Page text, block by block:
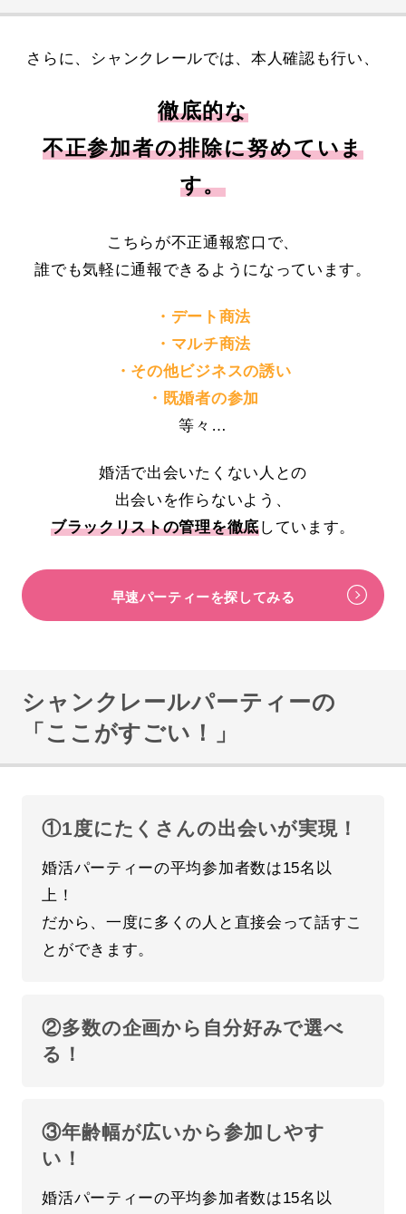
さらに、シャンクレールでは、本人確認も行い、
徹底的な
不正参加者の排除に努めていま
す。
こちらが不正通報窓口で、
誰でも気軽に通報できるようになっています。
・デート商法
・マルチ商法
・その他ビジネスの誘い
・既婚者の参加
等々…
婚活で出会いたくない人との
出会いを作らないよう、
ブラックリストの管理を徹底しています。
早速パーティーを探してみる
シャンクレールパーティーの
「ここがすごい！」
①1度にたくさんの出会いが実現！
婚活パーティーの平均参加者数は15名以
上！
だから、一度に多くの人と直接会って話すこ
とができます。
②多数の企画から自分好みで選べ
る！
③年齢幅が広いから参加しやす
い！
婚活パーティーの平均参加者数は15名以